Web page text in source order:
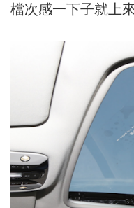
檔次感一下子就上來